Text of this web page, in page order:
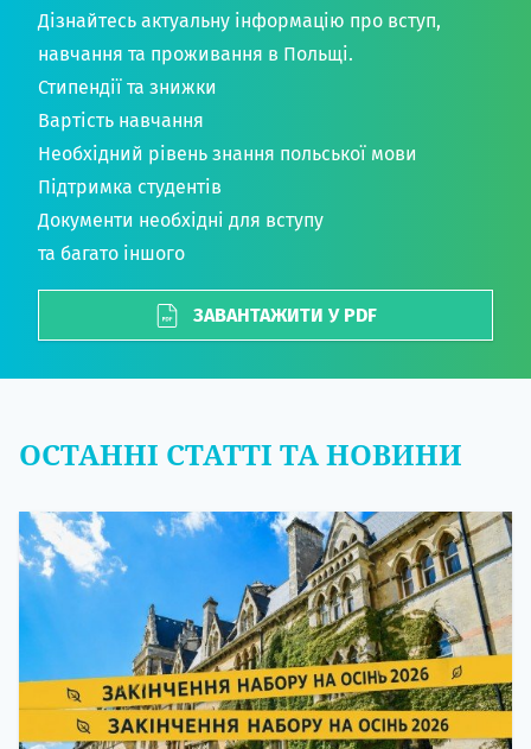
Дізнайтесь актуальну інформацію про вступ,
навчання та проживання в Польщі.
Стипендії та знижки
Вартість навчання
Необхідний рівень знання польської мови
Підтримка студентів
Документи необхідні для вступу
та багато іншого
ЗАВАНТАЖИТИ У PDF
ОСТАННІ СТАТТІ ТА НОВИНИ